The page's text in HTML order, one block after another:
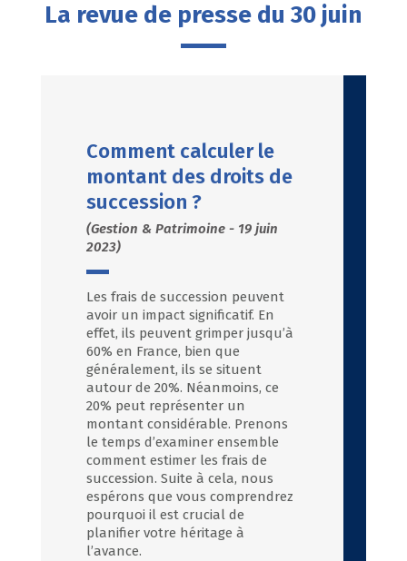
La revue de presse du 30 juin
Comment calculer le
montant des droits de
succession ?
(Gestion & Patrimoine - 19 juin
2023)
Les frais de succession peuvent
avoir un impact significatif. En
effet, ils peuvent grimper jusqu’à
60% en France, bien que
généralement, ils se situent
autour de 20%. Néanmoins, ce
20% peut représenter un
montant considérable. Prenons
le temps d’examiner ensemble
comment estimer les frais de
succession. Suite à cela, nous
espérons que vous comprendrez
pourquoi il est crucial de
planifier votre héritage à
l’avance.